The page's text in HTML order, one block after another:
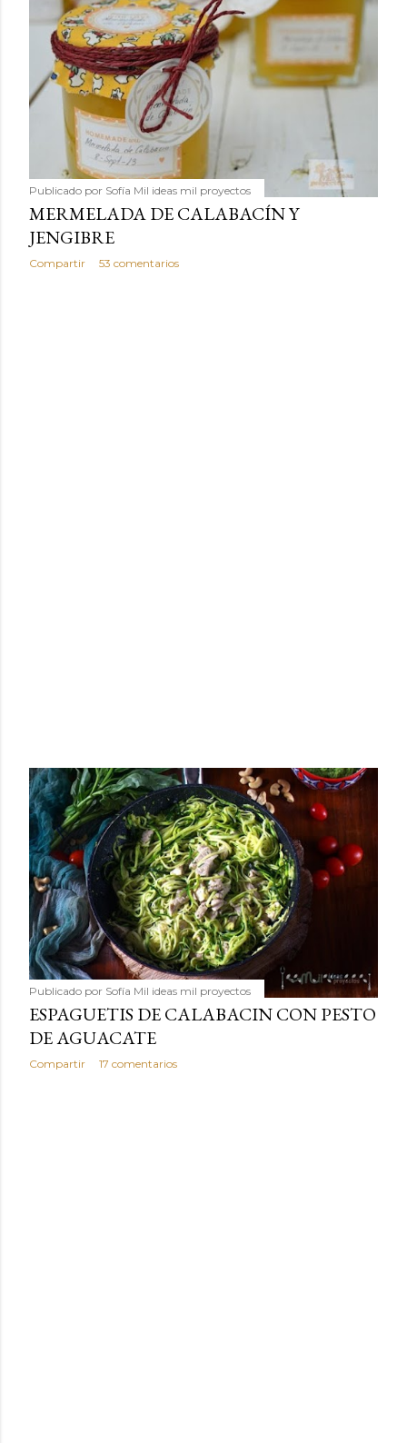
por completo tu forma de ver las legumbres. Olvídate de
asociar las alubias únicamente a los guisos tradicionales y
copiosos de invierno. Con esta receta simple pero
revolucionaria, transformaremos un ingrediente tan
humilde como la alubia de La Bañeza en un snack ligero,
dorado, cargado de proteína y 100% natural. Es el
sustituto perfecto a los frutos se...
Publicado por Sofía Mil ideas mil proyectos
MERMELADA DE CALABACÍN Y
JENGIBRE
Compartir 53 comentarios
Publicado por Sofía Mil ideas mil proyectos
ESPAGUETIS DE CALABACIN CON PESTO
DE AGUACATE
Compartir 17 comentarios